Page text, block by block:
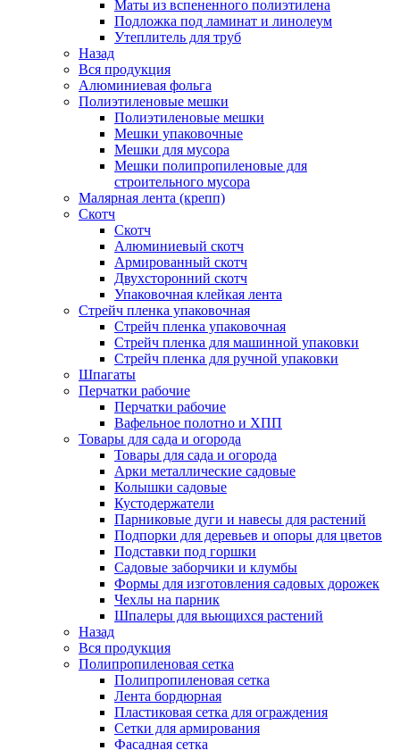
Маты из вспененного полиэтилена
Подложка под ламинат и линолеум
Утеплитель для труб
Назад
Вся продукция
Алюминиевая фольга
Полиэтиленовые мешки
Полиэтиленовые мешки
Мешки упаковочные
Мешки для мусора
Мешки полипропиленовые для
строительного мусора
Малярная лента (крепп)
Скотч
Скотч
Алюминиевый скотч
Армированный скотч
Двухсторонний скотч
Упаковочная клейкая лента
Стрейч пленка упаковочная
Стрейч пленка упаковочная
Стрейч пленка для машинной упаковки
Стрейч пленка для ручной упаковки
Шпагаты
Перчатки рабочие
Перчатки рабочие
Вафельное полотно и ХПП
Товары для сада и огорода
Товары для сада и огорода
Арки металлические садовые
Колышки садовые
Кустодержатели
Парниковые дуги и навесы для растений
Подпорки для деревьев и опоры для цветов
Подставки под горшки
Садовые заборчики и клумбы
Формы для изготовления садовых дорожек
Чехлы на парник
Шпалеры для вьющихся растений
Назад
Вся продукция
Полипропиленовая сетка
Полипропиленовая сетка
Лента бордюрная
Пластиковая сетка для ограждения
Сетки для армирования
Фасадная сетка